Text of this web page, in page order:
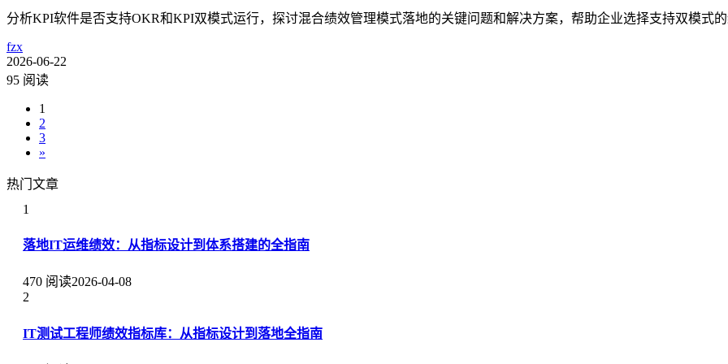
分析KPI软件是否支持OKR和KPI双模式运行，探讨混合绩效管理模式落地的关键问题和解决方案，帮助企业选择支持双模式的
fzx
2026-06-22
95 阅读
1
2
3
»
热门文章
1
落地IT运维绩效：从指标设计到体系搭建的全指南
470 阅读2026-04-08
2
IT测试工程师绩效指标库：从指标设计到落地全指南